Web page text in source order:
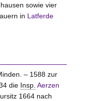
sowie vier
in Latferde
– 1588 zur
die Insp. Aerzen
1664 nach